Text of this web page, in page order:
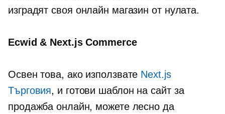
изградят своя онлайн магазин от нулата.
Ecwid & Next.js Commerce
Освен това, ако използвате Next.js
Търговия, и готови шаблон на сайт за
продажба онлайн, можете лесно да